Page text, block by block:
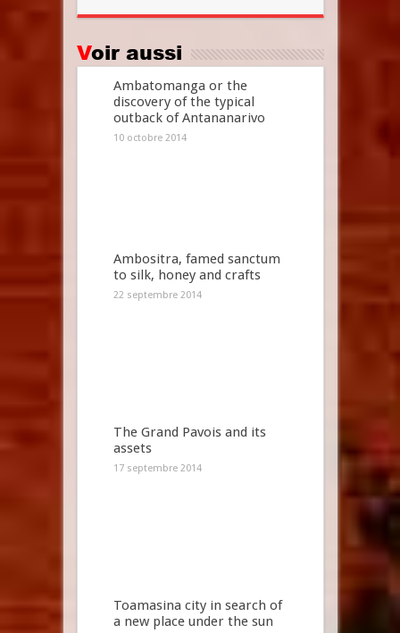
Voir aussi
Ambatomanga or the
discovery of the typical
outback of Antananarivo
10 octobre 2014
Ambositra, famed sanctum
to silk, honey and crafts
22 septembre 2014
The Grand Pavois and its
assets
17 septembre 2014
Toamasina city in search of
a new place under the sun